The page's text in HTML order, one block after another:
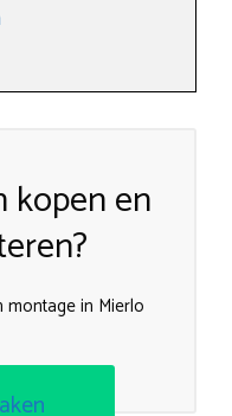
kopen en
montage in Mierlo